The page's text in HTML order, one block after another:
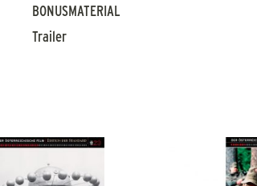
BONUSMATERIAL
Trailer